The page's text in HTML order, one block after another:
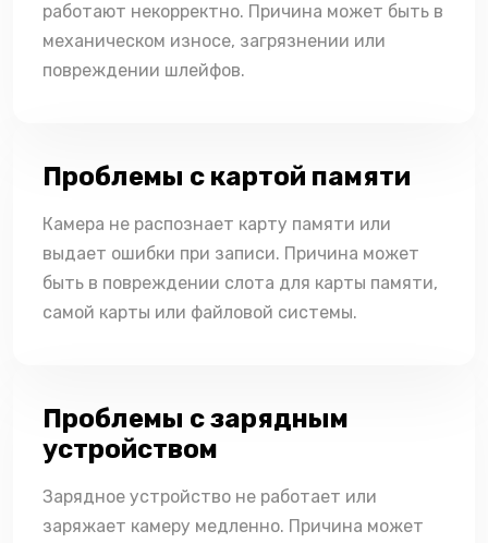
работают некорректно. Причина может быть в
механическом износе, загрязнении или
повреждении шлейфов.
Проблемы с картой памяти
Камера не распознает карту памяти или
выдает ошибки при записи. Причина может
быть в повреждении слота для карты памяти,
самой карты или файловой системы.
Проблемы с зарядным
устройством
Зарядное устройство не работает или
заряжает камеру медленно. Причина может